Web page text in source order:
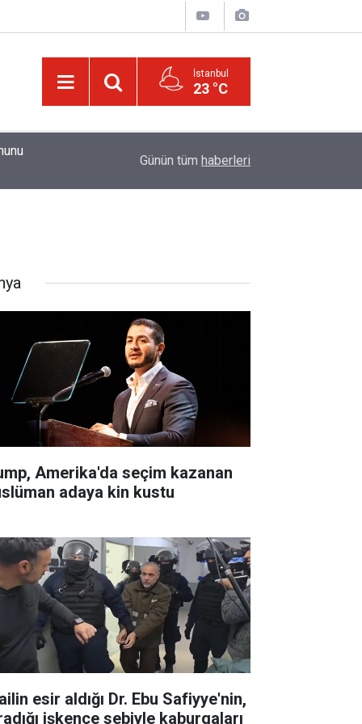
İstanbul
23 °C
Güldüren de O’dur, ağlatan da O’dur, öldüren de
Günün tüm haberleri
Amerika'da seçim kazanan
adaya kin kustu
esir aldığı Dr. Ebu Safiyye'nin,
işkence sebiyle kaburgaları